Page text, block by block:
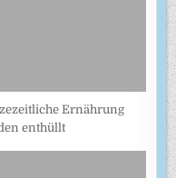
Ernährung
enthüllt